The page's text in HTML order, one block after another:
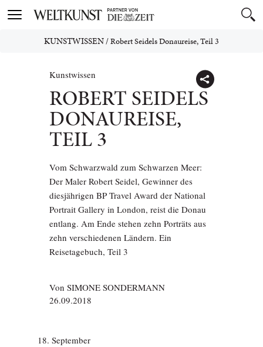
Toggle
KUNSTWISSEN/Robert Seidels Donaureise, Teil 3
Kunstwissen
ROBERT SEIDELS
DONAUREISE,
TEIL 3
Vom Schwarzwald zum Schwarzen Meer:
Der Maler Robert Seidel, Gewinner des
diesjährigen BP Travel Award der National
Portrait Gallery in London, reist die Donau
entlang. Am Ende stehen zehn Porträts aus
zehn verschiedenen Ländern. Ein
Reisetagebuch, Teil 3
Von SIMONE SONDERMANN
26.09.2018
18. September